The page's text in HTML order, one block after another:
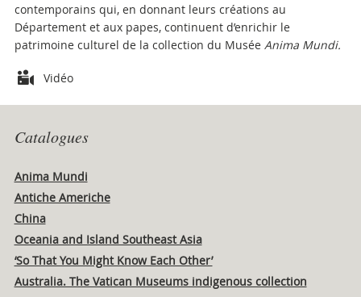
contemporains qui, en donnant leurs créations au
Département et aux papes, continuent d’enrichir le
patrimoine culturel de la collection du Musée Anima Mundi.
Attachments
Vidéo
Catalogues
Anima Mundi
Antiche Americhe
China
Oceania and Island Southeast Asia
‘So That You Might Know Each Other’
Australia. The Vatican Museums indigenous collection